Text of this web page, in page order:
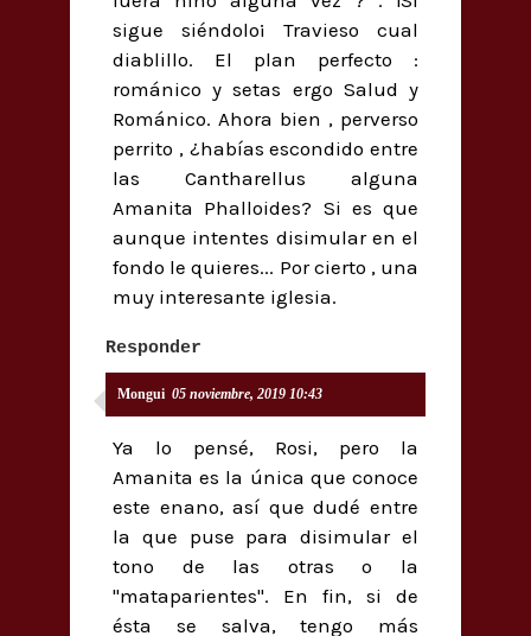
sigue siéndolo¡ Travieso cual
diablillo. El plan perfecto :
románico y setas ergo Salud y
Románico. Ahora bien , perverso
perrito , ¿habías escondido entre
las Cantharellus alguna
Amanita Phalloides? Si es que
aunque intentes disimular en el
fondo le quieres... Por cierto , una
muy interesante iglesia.
Responder
Mongui 05 noviembre, 2019 10:43
Ya lo pensé, Rosi, pero la
Amanita es la única que conoce
este enano, así que dudé entre
la que puse para disimular el
tono de las otras o la
"mataparientes". En fin, si de
ésta se salva, tengo más